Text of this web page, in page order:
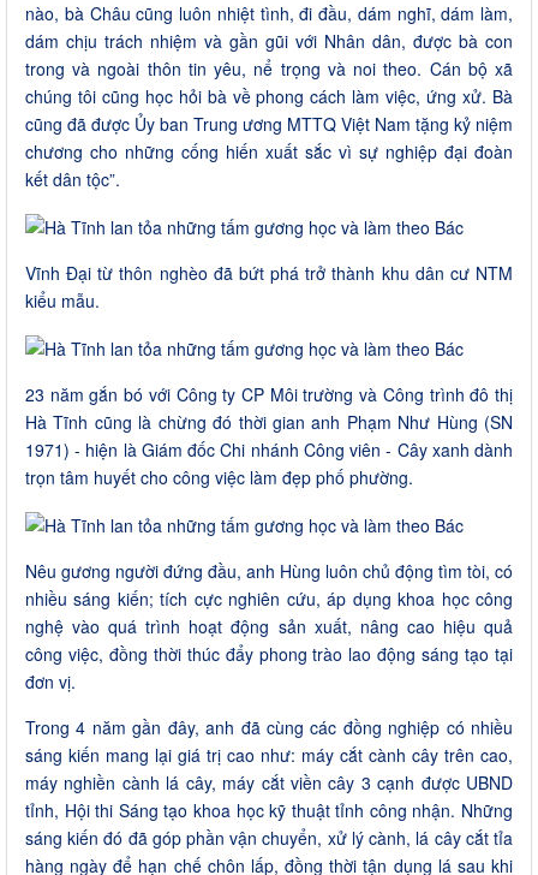
nào, bà Châu cũng luôn nhiệt tình, đi đầu, dám nghĩ, dám làm,
dám chịu trách nhiệm và gần gũi với Nhân dân, được bà con
trong và ngoài thôn tin yêu, nể trọng và noi theo. Cán bộ xã
chúng tôi cũng học hỏi bà về phong cách làm việc, ứng xử. Bà
cũng đã được Ủy ban Trung ương MTTQ Việt Nam tặng kỷ niệm
chương cho những cống hiến xuất sắc vì sự nghiệp đại đoàn
kết dân tộc”.
Vĩnh Đại từ thôn nghèo đã bứt phá trở thành khu dân cư NTM
kiểu mẫu.
23 năm gắn bó với Công ty CP Môi trường và Công trình đô thị
Hà Tĩnh cũng là chừng đó thời gian anh Phạm Như Hùng (SN
1971) - hiện là Giám đốc Chi nhánh Công viên - Cây xanh dành
trọn tâm huyết cho công việc làm đẹp phố phường.
Nêu gương người đứng đầu, anh Hùng luôn chủ động tìm tòi, có
nhiều sáng kiến; tích cực nghiên cứu, áp dụng khoa học công
nghệ vào quá trình hoạt động sản xuất, nâng cao hiệu quả
công việc, đồng thời thúc đẩy phong trào lao động sáng tạo tại
đơn vị.
Trong 4 năm gần đây, anh đã cùng các đồng nghiệp có nhiều
sáng kiến mang lại giá trị cao như: máy cắt cành cây trên cao,
máy nghiền cành lá cây, máy cắt viền cây 3 cạnh được UBND
tỉnh, Hội thi Sáng tạo khoa học kỹ thuật tỉnh công nhận. Những
sáng kiến đó đã góp phần vận chuyển, xử lý cành, lá cây cắt tỉa
hàng ngày để hạn chế chôn lấp, đồng thời tận dụng lá sau khi